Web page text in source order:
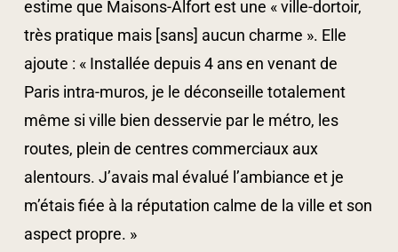
estime que Maisons-Alfort est une « ville-dortoir,
très pratique mais [sans] aucun charme ». Elle
ajoute : « Installée depuis 4 ans en venant de
Paris intra-muros, je le déconseille totalement
même si ville bien desservie par le métro, les
routes, plein de centres commerciaux aux
alentours. J’avais mal évalué l’ambiance et je
m’étais fiée à la réputation calme de la ville et son
aspect propre. »